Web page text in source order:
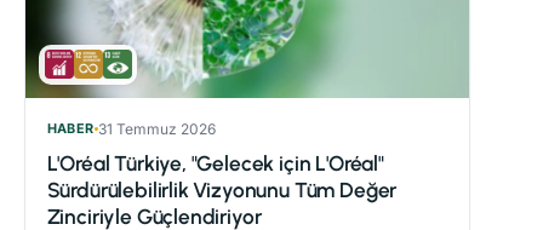
HABER 31 Temmuz 2026
L'Oréal Türkiye, "Gelecek için L'Oréal"
Sürdürülebilirlik Vizyonunu Tüm Değer
Zinciriyle Güçlendiriyor